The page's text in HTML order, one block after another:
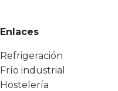
Enlaces
Refrigeración
Frío industrial
Hostelería